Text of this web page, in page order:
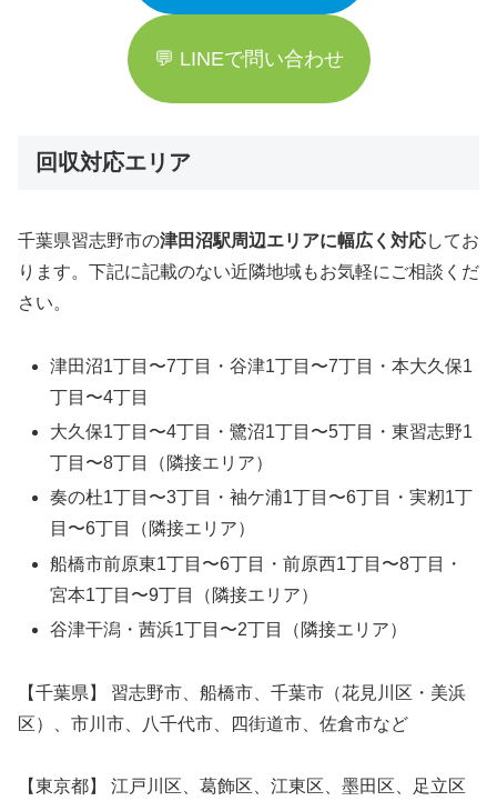
💬 LINEで問い合わせ
回収対応エリア
千葉県習志野市の津田沼駅周辺エリアに幅広く対応してお
ります。下記に記載のない近隣地域もお気軽にご相談くだ
さい。
津田沼1丁目〜7丁目・谷津1丁目〜7丁目・本大久保1
丁目〜4丁目
大久保1丁目〜4丁目・鷺沼1丁目〜5丁目・東習志野1
丁目〜8丁目（隣接エリア）
奏の杜1丁目〜3丁目・袖ケ浦1丁目〜6丁目・実籾1丁
目〜6丁目（隣接エリア）
船橋市前原東1丁目〜6丁目・前原西1丁目〜8丁目・
宮本1丁目〜9丁目（隣接エリア）
谷津干潟・茜浜1丁目〜2丁目（隣接エリア）
【千葉県】 習志野市、船橋市、千葉市（花見川区・美浜
区）、市川市、八千代市、四街道市、佐倉市など
【東京都】 江戸川区、葛飾区、江東区、墨田区、足立区